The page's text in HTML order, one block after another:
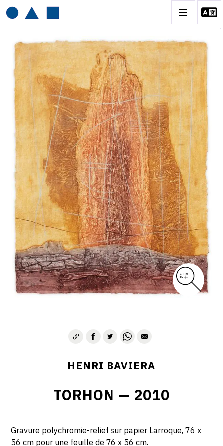
HENRI BAVIERA
BIOGRAPHIE
CATALOGUE DES OEUVRES
TOME 1: PEINTURES ET RELIEFS
TOME 2 : GRAVURES
CONTACT
HENRI BAVIERA
TORHON — 2010
Gravure polychromie-relief sur papier Larroque, 76 x
56 cm pour une feuille de 76 x 56 cm.